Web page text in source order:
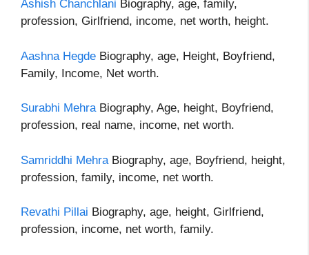
Ashish Chanchlani Biography, age, family,
profession, Girlfriend, income, net worth, height.
Aashna Hegde Biography, age, Height, Boyfriend,
Family, Income, Net worth.
Surabhi MehraBiography, Age, height, Boyfriend,
profession, real name, income, net worth.
Samriddhi Mehra Biography, age, Boyfriend, height,
profession, family, income, net worth.
Revathi Pillai Biography, age, height, Girlfriend,
profession, income, net worth, family.